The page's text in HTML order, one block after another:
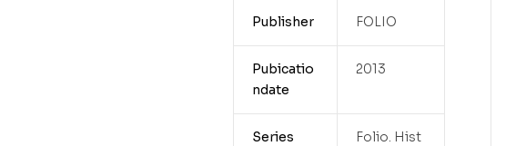
Publisher FOLIO
Pubicatio
ndate
2013
Series
Folio. Hist